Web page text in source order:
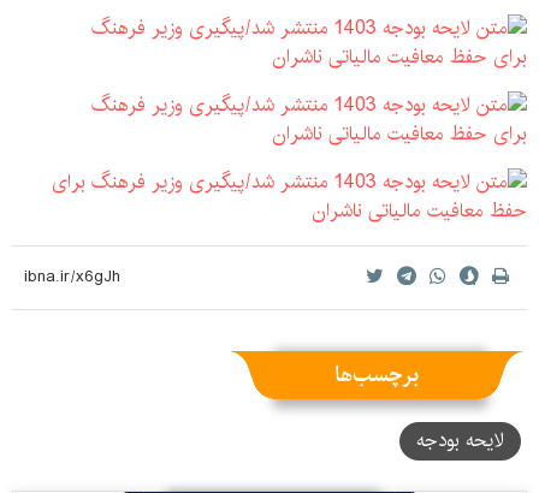
برچسب‌ها
لایحه بودجه